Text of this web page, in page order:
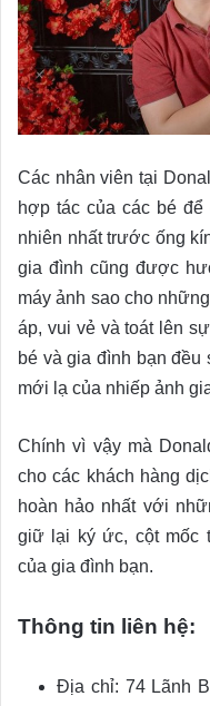
Các nhân viên tại
hợp tác của các bé
nhiên nhất trước ống
gia đình cũng được
máy ảnh sao cho
áp, vui vẻ và toát lên
bé và gia đình bạn
mới lạ của nhiếp ảnh
Chính vì vậy mà
cho các khách hàng
hoàn hảo nhất với
giữ lại ký ức, cột mốc
của gia đình bạn.
Thông tin liên hệ:
Địa chỉ: 74 Lãnh